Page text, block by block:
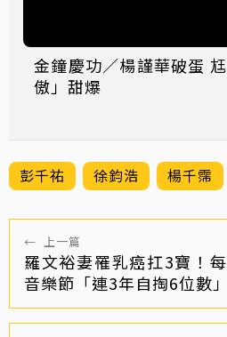
金鐘慶功／楊謹華破蛋 尪私訊「我老婆我驕
傲」甜爆
彭千祐 徐鈞浩 楊千霈
← 上一篇
羅文裕妻罹乳癌扛3寶！
音樂節「連3年自掏6位數」